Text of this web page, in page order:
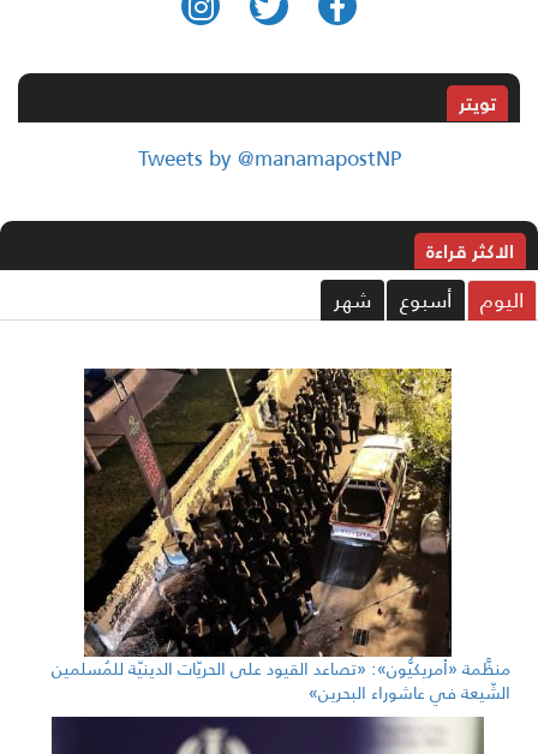
تويتر
Tweets by @manamapostNP
الاکثر قراءة
أسبوع شهر
منظَّمة «أمريكيُّون»: «تصاعد القيود على الحريّات الدينيّة للمُسلمين
الشّيعة في عاشوراء البحرين»